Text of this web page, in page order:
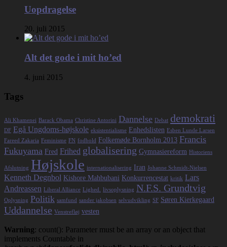
Uopdragelse
20. juli 2015
Alt det gode i mit ho’ed
4. juni 2015
Tags
Ali Khamenei Barack Obama Christine Antorini Dannelse Debat demokrati
DF Egå Ungdoms-højskole eksistentialisme Enhedslisten Esben Lunde Larsen
Fareed Zakaria Feminisme FN fodbold Folkemøde Bornholm 2013 Francis
Fukuyama Fred Frihed globalisering Gymnasiereform Historiens
Afslutning Højskole internationalisering Iran Johanne Schmidt-Nielsen
Kenneth Degnbol Kishore Mahbubani Konkurrencestat kritik Lars
Andreassen Liberal Alliance Lighed. livsoplysning N.F.S. Grundtvig
Oplysning Politik samfund sander jakobsen selvudvikling SF Søren Kierkegaard
Uddannelse Venstrefløj vesten
Warning: count(): Parameter must be an array or an object that
implements Countable in